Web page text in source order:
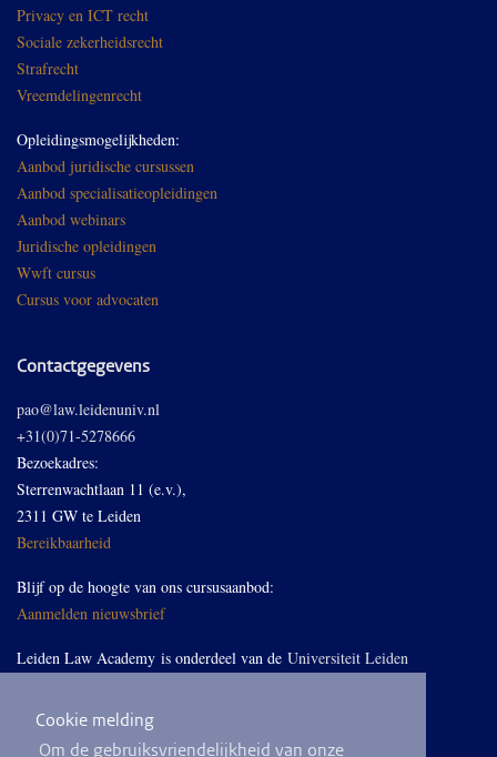
Cookie melding
Om de gebruiksvriendelijkheid van onze
Privacy en ICT recht
Sociale zekerheidsrecht
Strafrecht
Vreemdelingenrecht
Opleidingsmogelijkheden:
Aanbod juridische cursussen
Aanbod specialisatieopleidingen
Aanbod webinars
Juridische opleidingen
Wwft cursus
Cursus voor advocaten
Contactgegevens
pao@law.leidenuniv.nl
+31(0)71-5278666
Bezoekadres:
Sterrenwachtlaan 11 (e.v.),
2311 GW te Leiden
Bereikbaarheid
Blijf op de hoogte van ons cursusaanbod:
Aanmelden nieuwsbrief
Leiden Law Academy is onderdeel van de Universiteit Leiden
Volg ons op LinkedIn